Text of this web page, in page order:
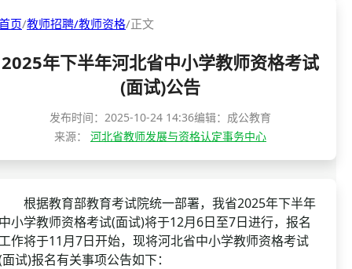
准考证打印
成绩查询
分数线
面试补录
历年真题
公务员课程
三支一扶考试
警察/辅警考试
页/教师招聘/教师资格/正文
2025年下半年河北省中小学教师资格考试
(面试)公告
发布时间： 2025-10-24 14:36编辑：成公教育
来源： 河北省教师发展与资格认定事务中心
据教育部教育考试院统一部署，我省2025年下半年
小学教师资格考试(面试)将于12月6日至7日进行，报名
作将于11月7日开始，现将河北省中小学教师资格考试
试)报名有关事项公告如下：